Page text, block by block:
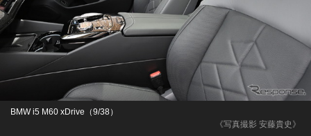
《写真撮影 安藤貴史》
BMW i5 M60 xDrive（9/38）